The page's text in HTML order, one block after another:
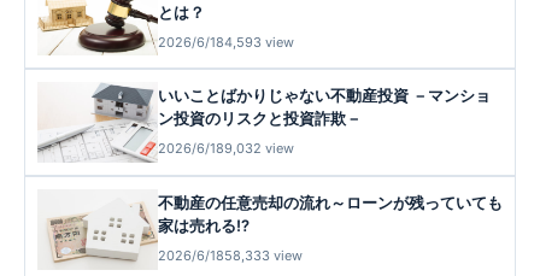
とは？
2026/6/184,593 view
いいことばかりじゃない不動産投資 －マンショ
ン投資のリスクと投資詐欺－
2026/6/189,032 view
不動産の任意売却の流れ～ローンが残っていても
家は売れる!?
2026/6/1858,333 view